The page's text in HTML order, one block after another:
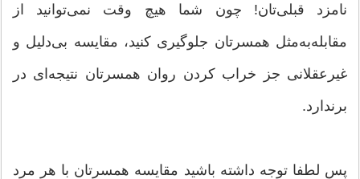
نامزد قبلی‌تان! چون شما هیچ وقت نمی‌توانید از
مقابله‌به‌مثل همسرتان جلو‌گیری کنید، مقایسه بی‌دلیل و
غیرعقلانی جز خراب کردن روان همسرتان نتیجه‌ای در
برندارد.
پس لطفا توجه داشته باشید مقایسه همسرتان با هر مرد